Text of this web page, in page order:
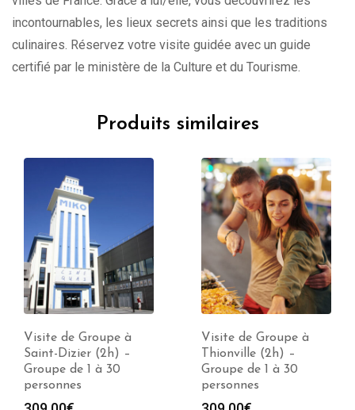
incontournables, les lieux secrets ainsi que les traditions
culinaires. Réservez votre visite guidée avec un guide
certifié par le ministère de la Culture et du Tourisme.
Produits similaires
Visite de Groupe à
Saint-Dizier (2h) –
Groupe de 1 à 30
personnes
Visite de Groupe à
Thionville (2h) –
Groupe de 1 à 30
personnes